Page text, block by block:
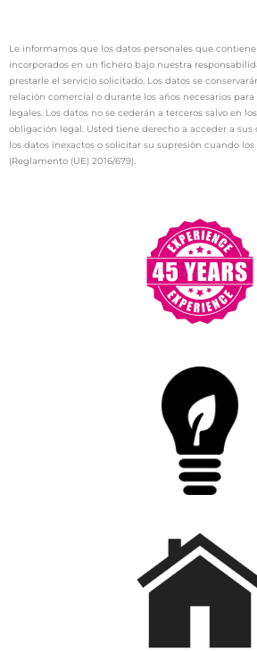
Le informamos que los datos personales que
incorporados en un fichero bajo nuestra
prestarle el servicio solicitado. Los datos se
relación comercial o durante los años necesarios
legales. Los datos no se cederán a terceros salvo en
obligación legal. Usted tiene derecho a acceder a sus
los datos inexactos o solicitar su supresión cuando
(Reglamento (UE) 2016/679).